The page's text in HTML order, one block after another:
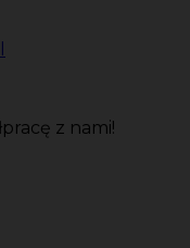
z nami!